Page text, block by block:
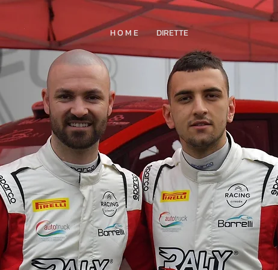
H O M E DIRETTE